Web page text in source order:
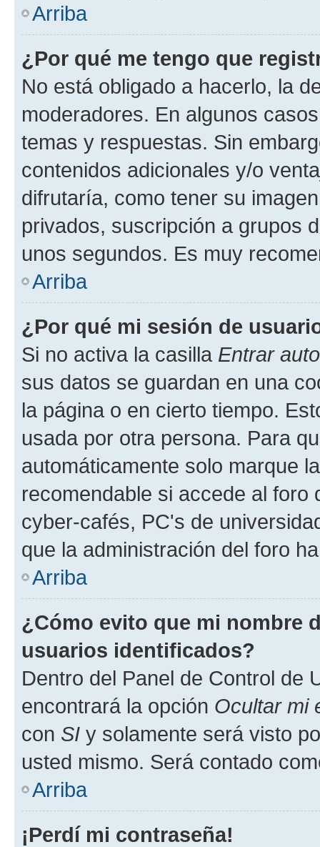
Arriba
¿Por qué me tengo que
No está obligado a hacerlo, la
moderadores. En algunos
temas y respuestas. Sin
contenidos adicionales y/o
difrutaría, como tener su
privados, suscripción a grupos
unos segundos. Es muy
Arriba
¿Por qué mi sesión de
Si no activa la casilla Entrar
sus datos se guardan en una
la página o en cierto tiempo.
usada por otra persona. Para
automáticamente solo marque
recomendable si accede al foro
cyber-cafés, PC's de
que la administración del foro
Arriba
¿Cómo evito que mi nombre
usuarios identificados?
Dentro del Panel de Control de
encontrará la opción Ocultar mi
con SI y solamente será visto
usted mismo. Será contado
Arriba
¡Perdí mi contraseña!